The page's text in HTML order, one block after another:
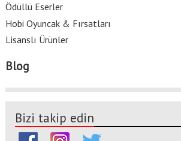
Ödüllü Eserler
Hobi Oyuncak & Fırsatları
Lisanslı Ürünler
Blog
Bizi takip edin